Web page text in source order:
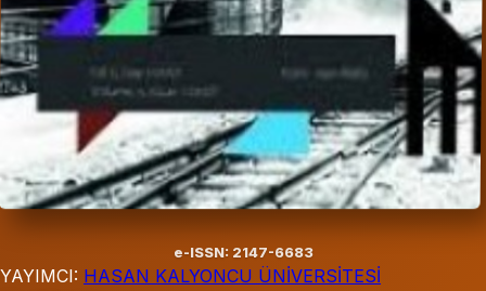
e-ISSN: 2147-6683
YAYIMCI: HASAN KALYONCU ÜNİVERSİTESİ